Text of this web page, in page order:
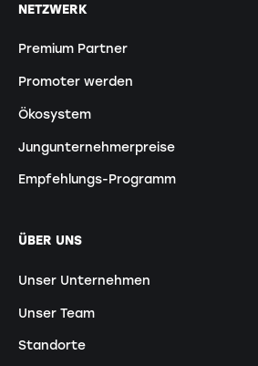
NETZWERK
Premium Partner
Promoter werden
Ökosystem
Jungunternehmerpreise
Empfehlungs-Programm
ÜBER UNS
Unser Unternehmen
Unser Team
Standorte